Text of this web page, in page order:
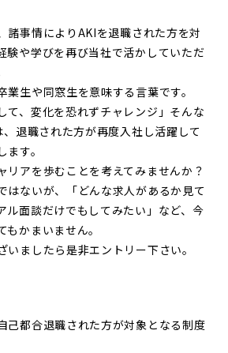
要項
卒・専門卒
諸事情によりAKIを退職された方を対
験や学びを再び当社で活かしていただ
生や同窓生を意味する言葉です。
て、変化を恐れずチャレンジ」そんな
退職された方が再度入社し活躍して
す。
リアを歩むことを考えてみませんか？
はないが、「どんな求人があるか見て
ル面談だけでもしてみたい」など、今
かまいません。
いましたら是非エントリー下さい。
己都合退職された方が対象となる制度